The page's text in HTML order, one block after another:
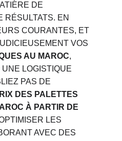
DE
RÉSULTATS. EN
COURANTES, ET
VOS
AU MAROC,
LOGISTIQUE
PAS DE
DES PALETTES
À PARTIR DE
LES
AVEC DES